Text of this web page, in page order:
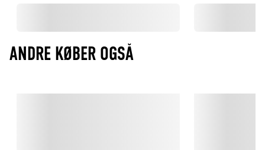
ANDRE KØBER OGSÅ